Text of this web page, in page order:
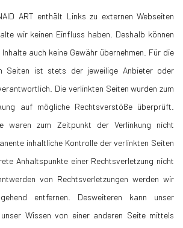
ART enthält Links zu externen Webseiten
wir keinen Einfluss haben. Deshalb können
auch keine Gewähr übernehmen. Für die
Seiten ist stets der jeweilige Anbieter oder
Die verlinkten Seiten wurden zum
auf mögliche Rechtsverstöße überprüft.
waren zum Zeitpunkt der Verlinkung nicht
inhaltliche Kontrolle der verlinkten Seiten
Anhaltspunkte einer Rechtsverletzung nicht
von Rechtsverletzungen werden wir
entfernen. Desweiteren kann unser
Wissen von einer anderen Seite mittels